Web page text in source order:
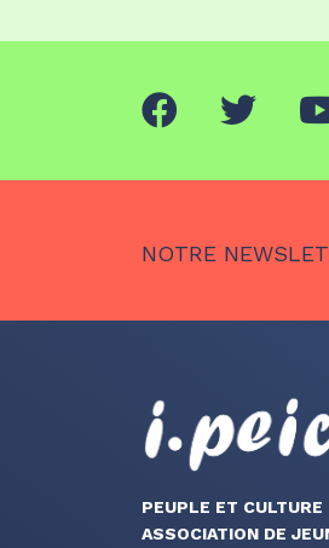
NOTRE
PEUPLE ET CULTURE
ASSOCIATION DE